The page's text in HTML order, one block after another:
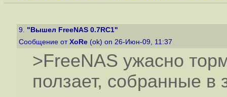
9. "Вышел FreeNAS 0.7RC1"
Сообщение от XoRe (ok) on 26-Июн-09, 11:37
>FreeNAS ужасно
ползает, собранные в